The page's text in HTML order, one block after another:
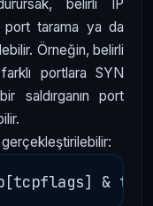
belirli IP
port tarama ya da
Örneğin, belirli
portlara SYN
saldırganın port